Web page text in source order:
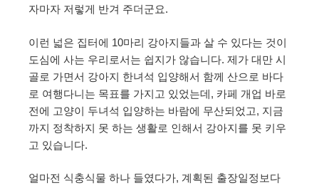
자마자 저렇게 반겨 주더군요.
이런 넓은 집터에 10마리 강아지들과 살 수 있다는 것이
도심에 사는 우리로서는 쉽지가 않습니다. 제가 대만 시
골로 가면서 강아지 한녀석 입양해서 함께 산으로 바다
로 여행다니는 목표를 가지고 있었는데, 카페 개업 바로
전에 고양이 두녀석 입양하는 바람에 무산되었고, 지금
까지 정착하지 못 하는 생활로 인해서 강아지를 못 키우
고 있습니다.
얼마전 식충식물 하나 들였다가, 계획된 출장일정보다